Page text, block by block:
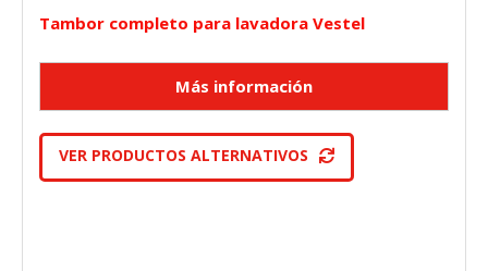
Tambor completo para lavadora Vestel
VER PRODUCTOS ALTERNATIVOS